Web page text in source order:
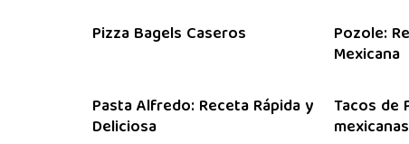
Pizza Bagels Caseros Pozole:
Mexicana
Pasta Alfredo: Receta Rápida y
Deliciosa
Tacos de